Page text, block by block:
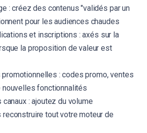
: créez des contenus "validés par un
pour les audiences chaudes
et inscriptions : axés sur la
la proposition de valeur est
: codes promo, ventes
nouvelles fonctionnalités
: ajoutez du volume
tout votre moteur de